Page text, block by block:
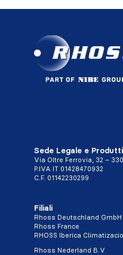
Sede Legale e
Via Oltre Ferrovia, 32 –
P.IVA IT 01428470932
C.F. 01142230299
Filiali
Rhoss Deutschland GmbH
Rhoss France
RHOSS Iberica
Rhoss Nederland B.V